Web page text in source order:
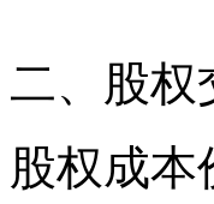
二、股权
股权成